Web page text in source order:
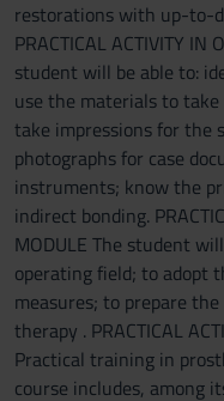
restorations with up-to-
PRACTICAL ACTIVITY IN
student will be able to:
use the materials to
take impressions for the
photographs for case
instruments; know the
indirect bonding.
MODULE The student
operating field; to adopt
measures; to prepare
therapy . PRACTICAL
Practical training in
course includes, among